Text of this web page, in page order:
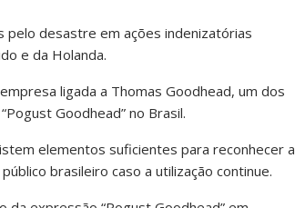
desastre em ações indenizatórias
e da Holanda.
ligada a Thomas Goodhead, um dos
Goodhead” no Brasil.
elementos suficientes para reconhecer a
brasileiro caso a utilização continue.